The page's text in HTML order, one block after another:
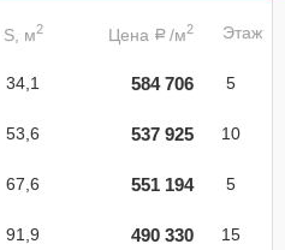
S, м2 Цена a /м2 Этаж
34,1 584 706 5
53,6 537 925 10
67,6 551 194 5
91,9 490 330 15